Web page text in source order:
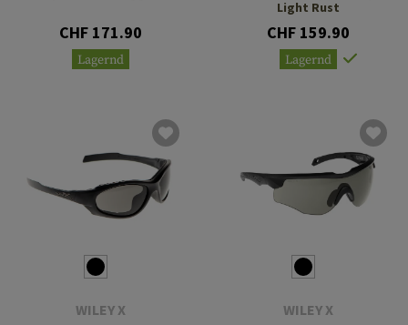
CHF 171.90
Lagernd
Light Rust
CHF 159.90
Lagernd
WILEY X WILEY X